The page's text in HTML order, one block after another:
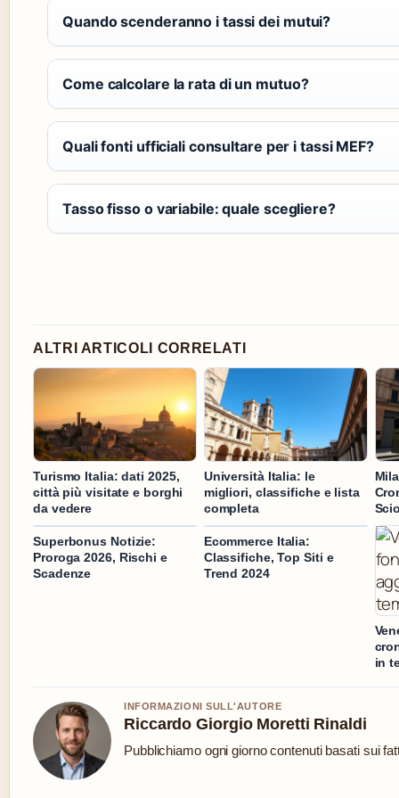
Quando scenderanno i tassi dei mutui?
Come calcolare la rata di un mutuo?
Quali fonti ufficiali consultare per i tassi MEF?
Tasso fisso o variabile: quale scegliere?
ALTRI ARTICOLI CORRELATI
Turismo Italia: dati 2025,
città più visitate e borghi
da vedere
Università Italia: le
migliori, classifiche e lista
completa
Superbonus Notizie:
Proroga 2026, Rischi e
Scadenze
Ecommerce Italia:
Classifiche, Top Siti e
Trend 2024
in
INFORMAZIONI SULL'AUTORE
Riccardo Giorgio Moretti Rinaldi
Pubblichiamo ogni giorno contenuti basati sui